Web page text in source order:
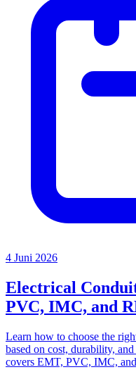
4 Juni 2026
Electrical
PVC, IMC, and
Learn how to choose the
based on cost, durability,
covers EMT, PVC, IMC,